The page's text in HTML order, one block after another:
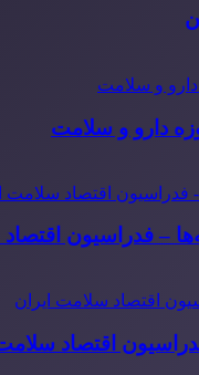
دارو و سلامت
– فدراسیون اقتصاد